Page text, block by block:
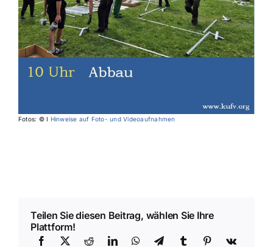
Fotos: © I Hinweise auf Foto- und Videoaufnahmen
Teilen Sie diesen Beitrag, wählen Sie Ihre
Plattform!